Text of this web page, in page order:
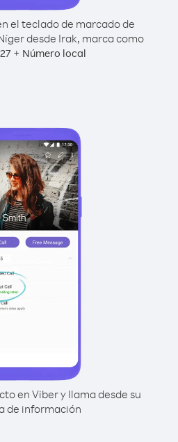
el teclado de marcado de
desde Irak, marca como
+ Número local
en Viber y llama desde su
de información